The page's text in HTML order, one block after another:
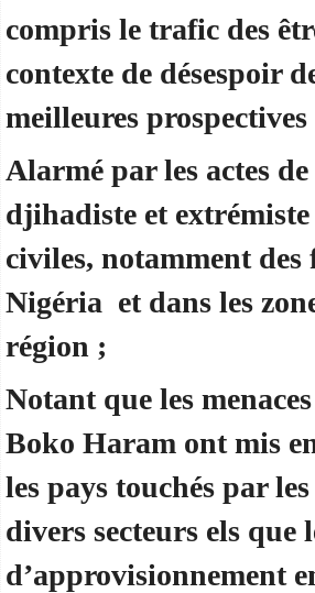
compris le trafic des
contexte de désespoir
meilleures
Alarmé par les actes
djihadiste et
civiles, notamment des
Nigéria et dans les
région ;
Notant que les
Boko Haram ont mis
les pays touchés par
divers secteurs els que
d’approvisionnement